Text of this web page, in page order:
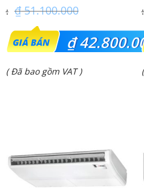
₫51.100.000
Giá
gốc
là:
₫
Giá
₫ 42.800.000.
( Đã bao gồm VAT )